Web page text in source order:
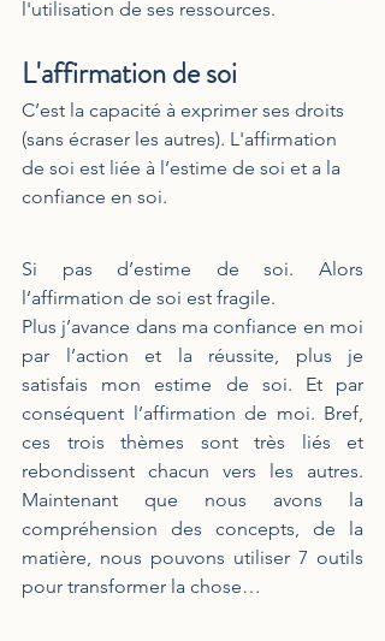
l'utilisation de ses ressources.
L'affirmation de soi
C’est la capacité à exprimer ses droits
(sans écraser les autres). L'affirmation
de soi est liée à l’estime de soi et a la
confiance en soi.
Si pas d’estime de soi. Alors
l’affirmation de soi est fragile.
Plus j’avance dans ma confiance en moi
par l’action et la réussite, plus je
satisfais mon estime de soi. Et par
conséquent l’affirmation de moi. Bref,
ces trois thèmes sont très liés et
rebondissent chacun vers les autres.
Maintenant que nous avons la
compréhension des concepts, de la
matière, nous pouvons utiliser 7 outils
pour transformer la chose…